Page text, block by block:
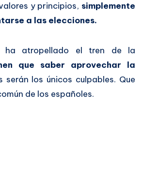
y principios, simplemente
a las elecciones.
ha atropellado el tren de la
que saber aprovechar la
los únicos culpables. Que
de los españoles.